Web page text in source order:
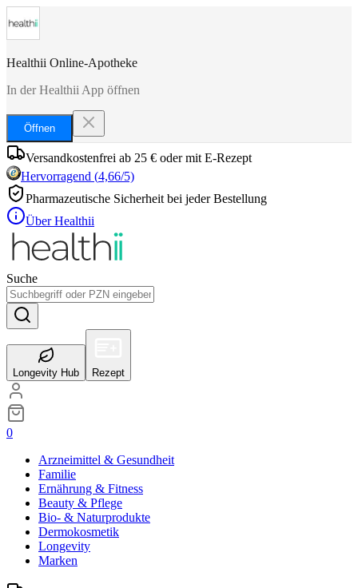
Healthii Online-Apotheke
In der Healthii App öffnen
Öffnen
Versandkostenfrei ab 25 € oder mit E-Rezept
Hervorragend (4,66/5)
Pharmazeutische Sicherheit bei jeder Bestellung
Über Healthii
Suche
Longevity Hub Rezept
0
Arzneimittel & Gesundheit
Familie
Ernährung & Fitness
Beauty & Pflege
Bio- & Naturprodukte
Dermokosmetik
Longevity
Marken